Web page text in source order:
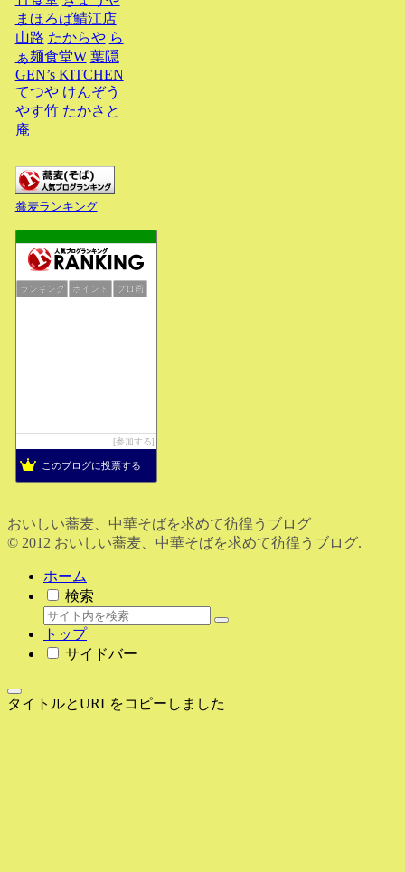
まほろば鯖江店
山路 たからや ら
ぁ麺食堂W 葉隠
GEN’s KITCHEN
てつや けんぞう
やす竹 たかさと
庵
蕎麦ランキング
ランキング ポイント ブロ画
参加する
このブログに投票する
おいしい蕎麦、中華そばを求めて彷徨うブログ
© 2012 おいしい蕎麦、中華そばを求めて彷徨うブログ.
ホーム
検索
トップ
サイドバー
タイトルとURLをコピーしました